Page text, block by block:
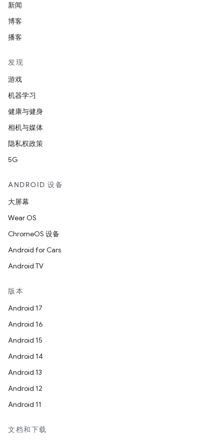
新闻
博客
播客
发现
游戏
机器学习
健康与健身
相机与媒体
隐私权政策
5G
ANDROID 设备
大屏幕
Wear OS
ChromeOS 设备
Android for Cars
Android TV
版本
Android 17
Android 16
Android 15
Android 14
Android 13
Android 12
Android 11
文档和下载